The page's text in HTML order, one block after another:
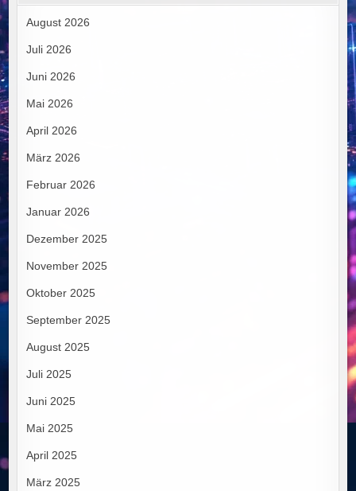
August 2026
Juli 2026
Juni 2026
Mai 2026
April 2026
März 2026
Februar 2026
Januar 2026
Dezember 2025
November 2025
Oktober 2025
September 2025
August 2025
Juli 2025
Juni 2025
Mai 2025
April 2025
März 2025